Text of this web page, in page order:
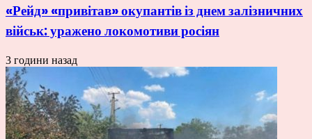
«Рейд» «привітав» окупантів із днем залізничних
військ: уражено локомотиви росіян
3 години назад